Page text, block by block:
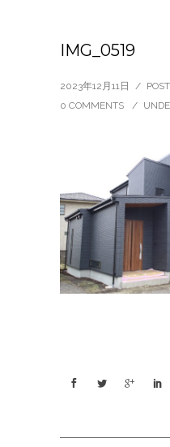
IMG_0519
2023年12月11日 /
0 COMMENTS
/